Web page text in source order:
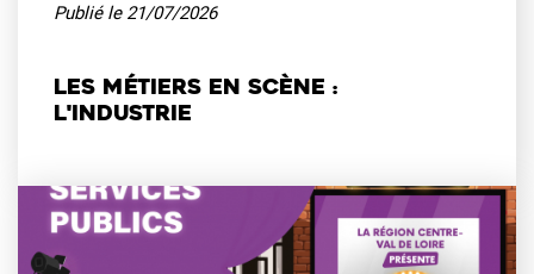
Publié le 21/07/2026
Les métiers en scène :
l'industrie